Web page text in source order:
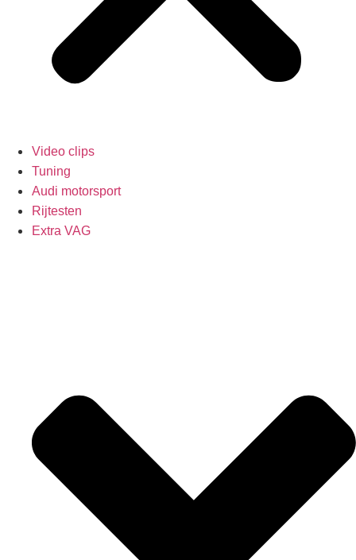
Video clips
Tuning
Audi motorsport
Rijtesten
Extra VAG